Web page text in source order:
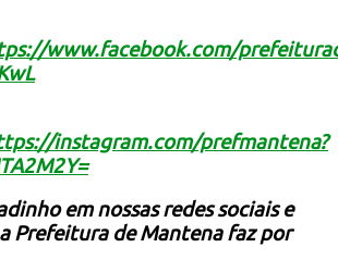
www.facebook.com/
instagram.com/prefmantena?
em nossas redes sociais e
Prefeitura de Mantena faz por